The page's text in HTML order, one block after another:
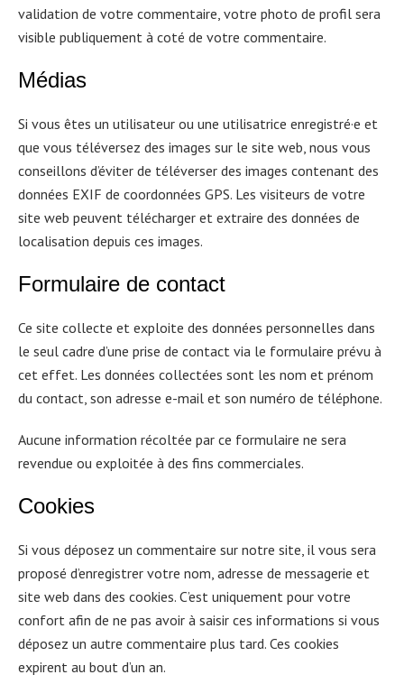
validation de votre commentaire, votre photo de profil sera
visible publiquement à coté de votre commentaire.
Médias
Si vous êtes un utilisateur ou une utilisatrice enregistré·e et
que vous téléversez des images sur le site web, nous vous
conseillons d’éviter de téléverser des images contenant des
données EXIF de coordonnées GPS. Les visiteurs de votre
site web peuvent télécharger et extraire des données de
localisation depuis ces images.
Formulaire de contact
Ce site collecte et exploite des données personnelles dans
le seul cadre d’une prise de contact via le formulaire prévu à
cet effet. Les données collectées sont les nom et prénom
du contact, son adresse e-mail et son numéro de téléphone.
Aucune information récoltée par ce formulaire ne sera
revendue ou exploitée à des fins commerciales.
Cookies
Si vous déposez un commentaire sur notre site, il vous sera
proposé d’enregistrer votre nom, adresse de messagerie et
site web dans des cookies. C’est uniquement pour votre
confort afin de ne pas avoir à saisir ces informations si vous
déposez un autre commentaire plus tard. Ces cookies
expirent au bout d’un an.